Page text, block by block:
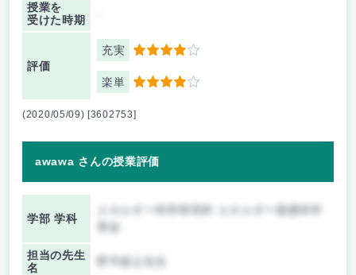
授業を
受けた時期
評価
充実 4
楽単 4
(2020/05/09) [3602753]
awawa さんの授業評価
学部 学科
担当の先生
名
野平俊之先生